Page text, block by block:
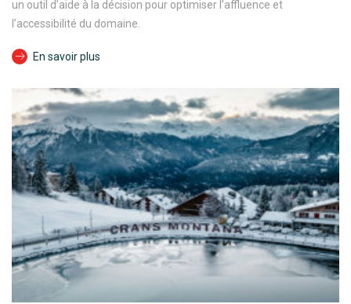
un outil d’aide à la décision pour optimiser l’affluence et
l’accessibilité du domaine.
En savoir plus